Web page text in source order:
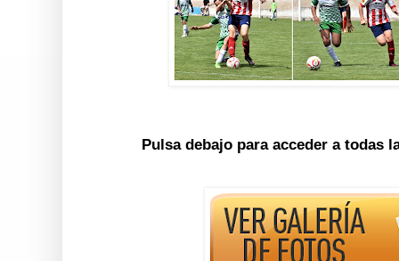
Pulsa debajo para acceder a todas